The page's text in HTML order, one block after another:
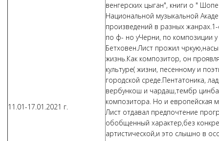
11.01-17.01.2021 г.
венгерских цыган", книги о "
Национальной музыкальной
произведений в разных
по ф- но уЧерни, по композиции
Бетховен.Лист прожил
жизнь.Как композитор, он
культуре( жизни, песенному и
городской среде.Пентатоника,
вербункош и чардаш,тембр
композитора. Но и европейская
Лист отдавал предпочтение
обобщенный характер,без
артистической,и это слышно в